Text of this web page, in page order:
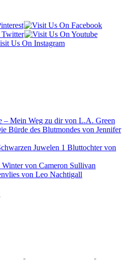
– Mein Weg zu dir von L.A. Green
Bürde des Blutmondes von Jennifer
Juwelen 1 Bluttochter von
von Cameron Sullivan
von Leo Nachtigall